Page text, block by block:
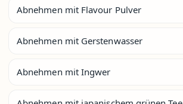
Abnehmen mit Flavour Pulver
Abnehmen mit Gerstenwasser
Abnehmen mit Ingwer